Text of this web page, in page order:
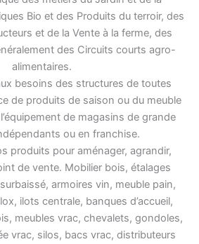
Bio et des Produits du terroir, des
et de la Vente à la ferme, des
des Circuits courts agro-
alimentaires.
besoins des structures de toutes
de produits de saison ou du meuble
de magasins de grande
ou en franchise.
produits pour aménager, agrandir,
de vente. Mobilier bois, étalages
armoires vin, meuble pain,
ilots centrale, banques d’accueil,
meubles vrac, chevalets, gondoles,
vrac, silos, bacs vrac, distributeurs